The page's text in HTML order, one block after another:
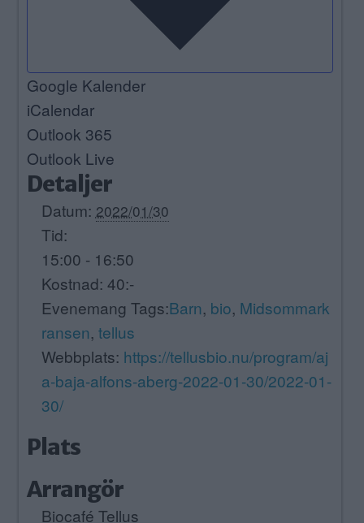
Google Kalender
iCalendar
Outlook 365
Outlook Live
Detaljer
Datum: 2022/01/30
Tid:
15:00 - 16:50
Kostnad: 40:-
Evenemang Tags:Barn, bio, Midsommark
ransen, tellus
Webbplats: https://tellusbio.nu/program/aj
a-baja-alfons-aberg-2022-01-30/2022-01-
30/
Plats
Arrangör
Biocafé Tellus